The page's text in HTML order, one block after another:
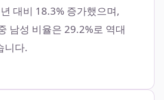
대비 18.3% 증가했으며,
남성 비율은 29.2%로 역대
니다.